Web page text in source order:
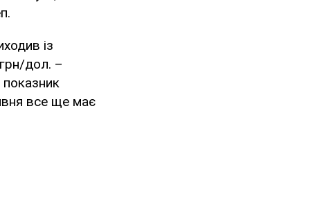
із
дол. –
все ще має